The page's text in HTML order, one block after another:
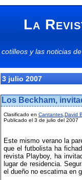
La
cotilleosy las noticias
3 julio 2007
Los Beckham,
Clasificado en Cantantes David
Publicado el 3 de julio del 2007
Este mismo verano la
que el futbolista ha
revista Playboy, ha
lugar de residencia.
el dueño no escatima en